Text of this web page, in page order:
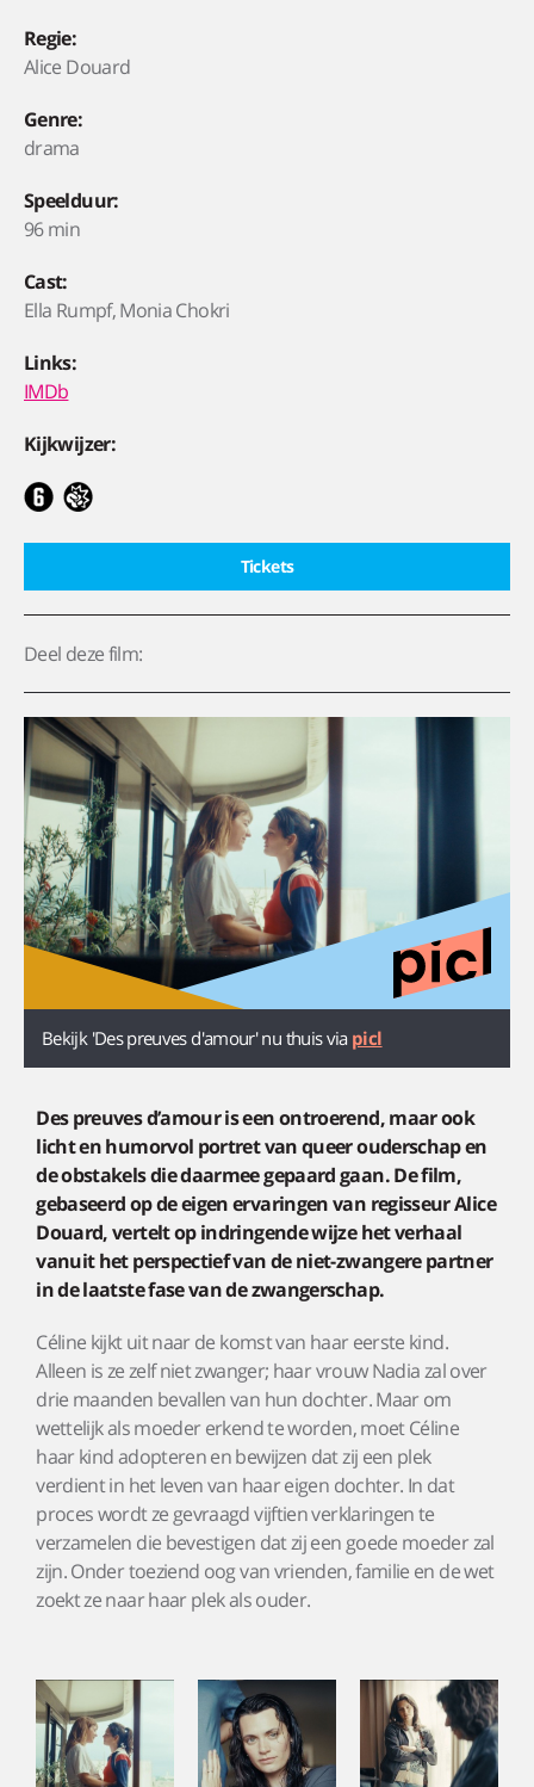
Regie:
Alice Douard
Genre:
drama
Speelduur:
96 min
Cast:
Ella Rumpf, Monia Chokri
Links:
IMDb
Kijkwijzer:
Tickets
Deel deze film:
Bekijk 'Des preuves d'amour' nu thuis via picl
Des preuves d’amour is een ontroerend, maar ook
licht en humorvol portret van queer ouderschap en
de obstakels die daarmee gepaard gaan. De film,
gebaseerd op de eigen ervaringen van regisseur Alice
Douard, vertelt op indringende wijze het verhaal
vanuit het perspectief van de niet-zwangere partner
in de laatste fase van de zwangerschap.
Céline kijkt uit naar de komst van haar eerste kind.
Alleen is ze zelf niet zwanger; haar vrouw Nadia zal over
drie maanden bevallen van hun dochter. Maar om
wettelijk als moeder erkend te worden, moet Céline
haar kind adopteren en bewijzen dat zij een plek
verdient in het leven van haar eigen dochter. In dat
proces wordt ze gevraagd vijftien verklaringen te
verzamelen die bevestigen dat zij een goede moeder zal
zijn. Onder toeziend oog van vrienden, familie en de wet
zoekt ze naar haar plek als ouder.